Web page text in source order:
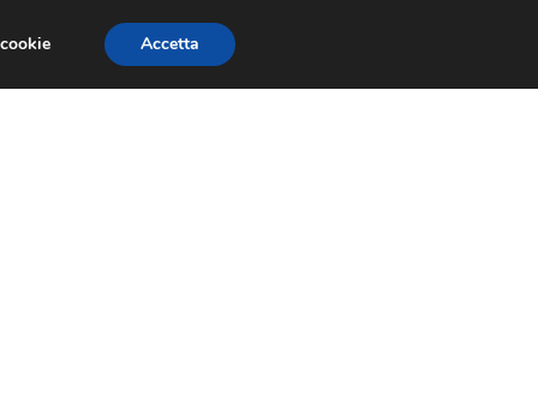
GIOCHI GRATIS
Accetta